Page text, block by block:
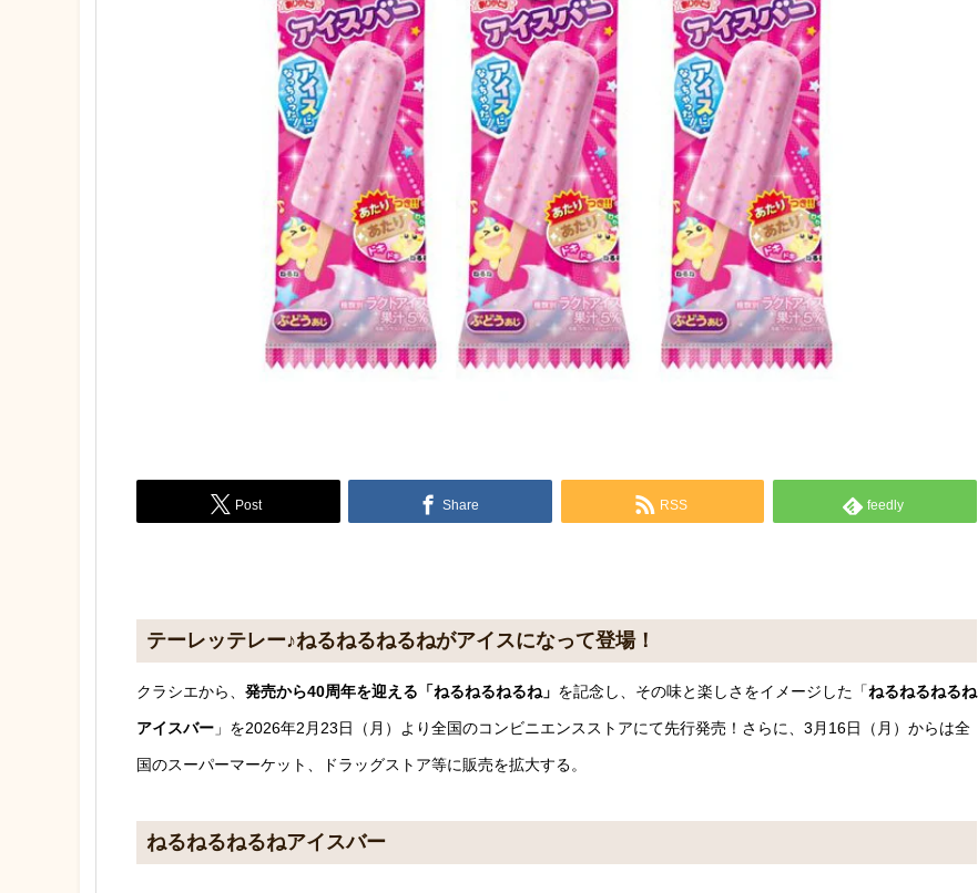
Post Share RSS feedly
テーレッテレー♪ねるねるねるねがアイスになって登場！
クラシエから、 発売から40周年を迎える「ねるねるねるね」 を記念し、その味と楽しさをイメージした「ねるねるねるね
アイスバー 」を2026年2月23日（月）より全国のコンビニエンスストアにて先行発売！さらに、3月16日（月）からは全
国のスーパーマーケット、ドラッグストア等に販売を拡大する。
ねるねるねるねアイスバー